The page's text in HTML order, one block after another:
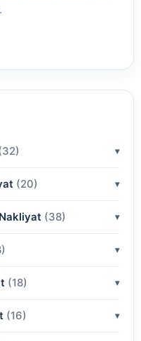
(20)
(38)
(2)
(18)
(16)